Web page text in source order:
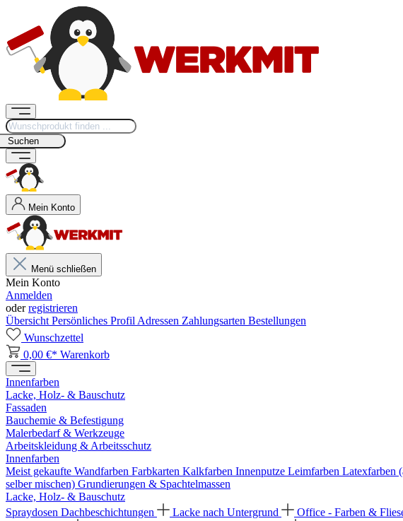
Suchen
Mein Konto
Menü schließen
Mein Konto
Anmelden
oderregistrieren
Übersicht Persönliches Profil Adressen Zahlungsarten Bestellungen
Wunschzettel
0,00 €* Warenkorb
Innenfarben
Lacke, Holz- & Bauschutz
Fassaden
Bauchemie & Befestigung
Malerbedarf & Werkzeuge
Arbeitskleidung & Arbeitsschutz
Innenfarben
Meist gekaufte Wandfarben Farbkarten Kalkfarben Innenputze Leimfarben Latexfarben
selber mischen) Grundierungen & Spachtelmassen
Lacke, Holz- & Bauschutz
Spraydosen Dachbeschichtungen Lacke nach Untergrund Office - Farben &